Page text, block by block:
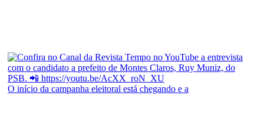
O início da campanha eleitoral está chegando e a